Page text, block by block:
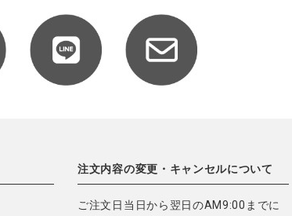
注文内容の変更・キャンセルについて
ご注文日当日から翌日のAM9:00までに